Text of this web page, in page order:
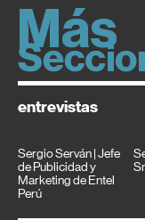
entrevistas
Sergio Serván | Jefe
de Publicidad y
Marketing de Entel
Perú